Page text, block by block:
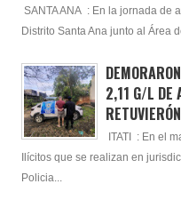
SANTA ANA : En la jornada de
Distrito Santa Ana junto al Área
2,11 G/L DE
ITATI : En el
Ilícitos que se realizan en
Policia...